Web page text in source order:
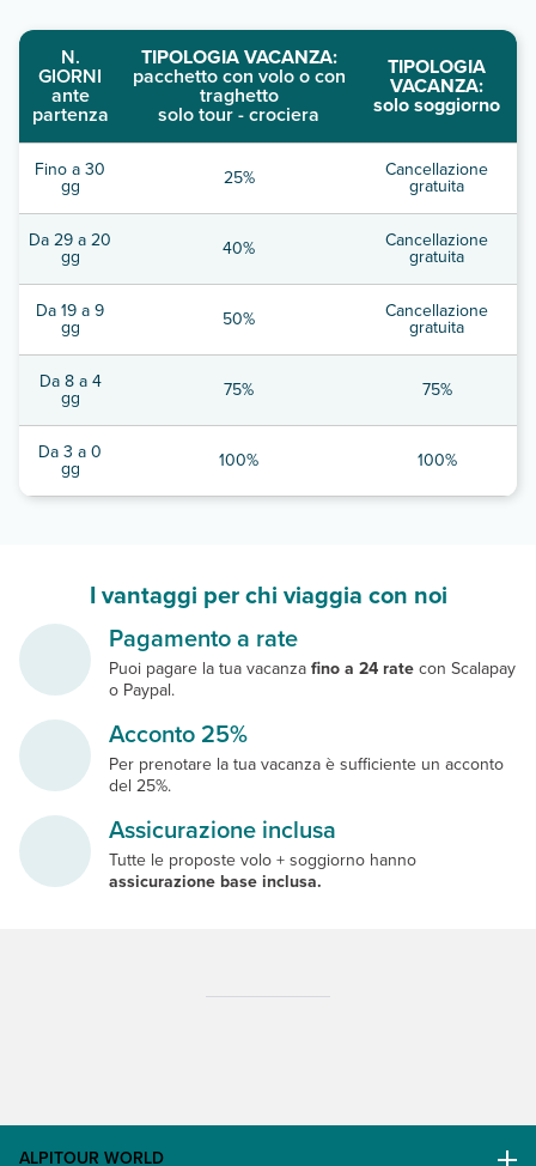
N.
GIORNI
ante
partenza
TIPOLOGIA VACANZA:
pacchetto con volo o con
traghetto
solo tour - crociera
TIPOLOGIA
VACANZA:
solo soggiorno
Fino a 30
gg 25% Cancellazione
gratuita
Da 29 a 20
gg 40% Cancellazione
gratuita
Da 19 a 9
gg 50% Cancellazione
gratuita
Da 8 a 4
gg 75% 75%
Da 3 a 0
gg 100% 100%
I vantaggi per chi viaggia con noi
Pagamento a rate
Puoi pagare la tua vacanzafino a 24 ratecon Scalapay
o Paypal.
Acconto 25%
Per prenotare la tua vacanza è sufficiente un acconto
del 25%.
Assicurazione inclusa
Tutte le proposte volo + soggiorno hanno
assicurazione base inclusa.
ALPITOUR WORLD